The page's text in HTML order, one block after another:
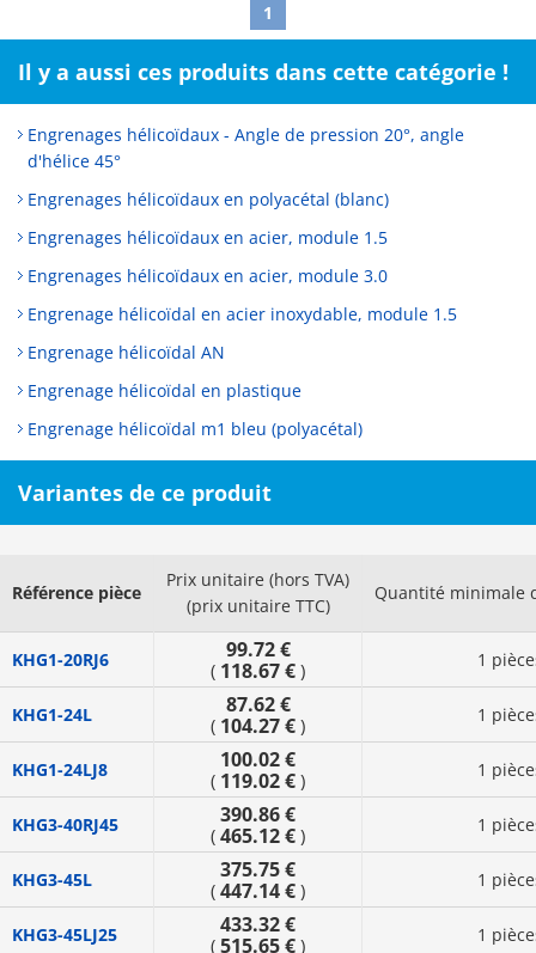
1
Il y a aussi ces produits dans cette catégorie !
Engrenages hélicoïdaux - Angle de pression 20°, angle
d'hélice 45°
Engrenages hélicoïdaux en polyacétal (blanc)
Engrenages hélicoïdaux en acier, module 1.5
Engrenages hélicoïdaux en acier, module 3.0
Engrenage hélicoïdal en acier inoxydable, module 1.5
Engrenage hélicoïdal AN
Engrenage hélicoïdal en plastique
Engrenage hélicoïdal m1 bleu (polyacétal)
Variantes de ce produit
Référence pièce
Prix unitaire (hors TVA)
(prix unitaire TTC)
Quantité minimale
KHG1-20RJ6 99.72 €
( 118.67 € ) 1
KHG1-24L 87.62 €
( 104.27 € ) 1
KHG1-24LJ8 100.02 €
( 119.02 € ) 1
KHG3-40RJ45 390.86 €
( 465.12 € ) 1
KHG3-45L 375.75 €
( 447.14 € ) 1
KHG3-45LJ25 433.32 €
( 515.65 € ) 1